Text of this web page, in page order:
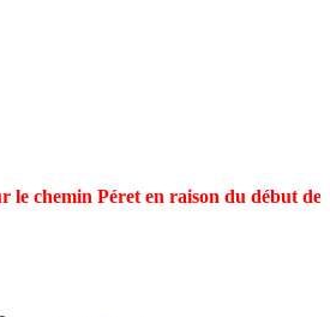
chemin Péret en raison du début